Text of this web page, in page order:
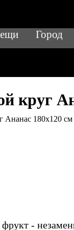
Город
круг
-